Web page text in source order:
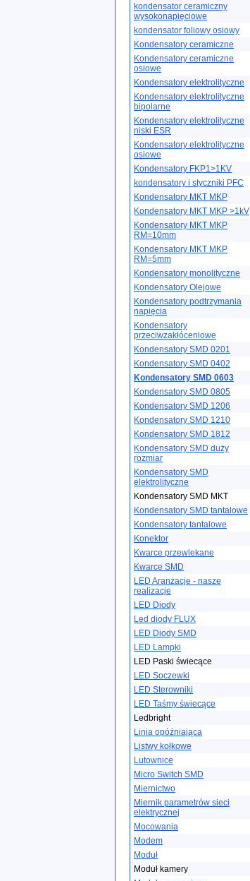
kondensator ceramiczny
wysokonapięciowe
kondensator foliowy osiowy
Kondensatory ceramiczne
Kondensatory ceramiczne
osiowe
Kondensatory elektrolityczne
Kondensatory elektrolityczne
bipolarne
Kondensatory elektrolityczne
niski ESR
Kondensatory elektrolityczne
osiowe
Kondensatory FKP1>1KV
kondensatory i styczniki PFC
Kondensatory MKT MKP
Kondensatory MKT MKP >1kV
Kondensatory MKT MKP
RM=10mm
Kondensatory MKT MKP
RM=5mm
Kondensatory monolityczne
Kondensatory Olejowe
Kondensatory podtrzymania
napięcia
Kondensatory
przeciwzakłóceniowe
Kondensatory SMD 0201
Kondensatory SMD 0402
Kondensatory SMD 0603
Kondensatory SMD 0805
Kondensatory SMD 1206
Kondensatory SMD 1210
Kondensatory SMD 1812
Kondensatory SMD duży
rozmiar
Kondensatory SMD
elektrolityczne
Kondensatory SMD MKT
Kondensatory SMD tantalowe
Kondensatory tantalowe
Konektor
Kwarce przewlekane
Kwarce SMD
LED Aranżacje - nasze
realizacje
LED Diody
Led diody FLUX
LED Diody SMD
LED Lampki
LED Paski świecące
LED Soczewki
LED Sterowniki
LED Taśmy świecące
Ledbright
Linia opóźniająca
Listwy kołkowe
Lutownice
Micro Switch SMD
Miernictwo
Miernik parametrów sieci
elektrycznej
Mocowania
Modem
Moduł
Moduł kamery